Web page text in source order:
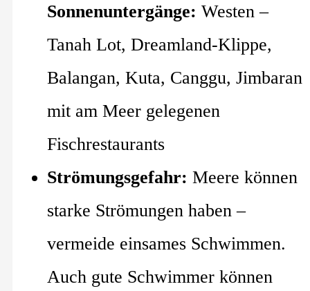
Sonnenuntergänge: Westen –
Tanah Lot, Dreamland-Klippe,
Balangan, Kuta, Canggu, Jimbaran
mit am Meer gelegenen
Fischrestaurants
Strömungsgefahr: Meere können
starke Strömungen haben –
vermeide einsames Schwimmen.
Auch gute Schwimmer können